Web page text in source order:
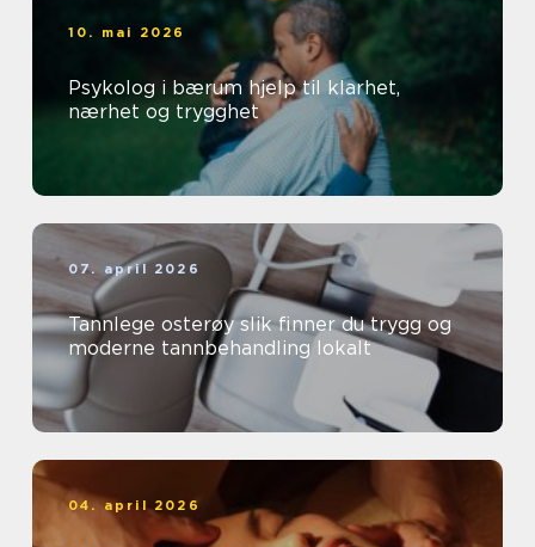
10. mai 2026
Psykolog i bærum hjelp til klarhet,
nærhet og trygghet
07. april 2026
Tannlege osterøy slik finner du trygg og
moderne tannbehandling lokalt
04. april 2026